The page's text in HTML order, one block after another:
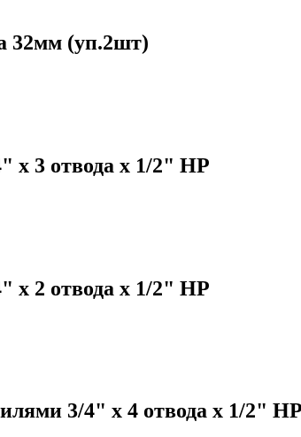
32мм (уп.2шт)
х 3 отвода х 1/2" НР
х 2 отвода х 1/2" НР
3/4" х 4 отвода х 1/2"